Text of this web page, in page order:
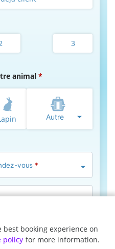
3
animal
Autre
vous *
best booking experience on
policy for more information.